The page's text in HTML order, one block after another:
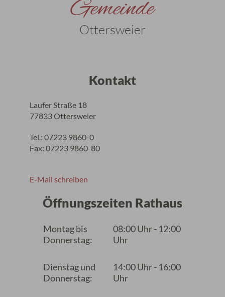
Gemeinde
Ottersweier
Kontakt
Laufer Straße 18
77833 Ottersweier
Tel.: 07223 9860-0
Fax: 07223 9860-80
E-Mail schreiben
Öffnungszeiten Rathaus
Montag bis
Donnerstag:
08:00 Uhr - 12:00
Uhr
Dienstag und
Donnerstag:
14:00 Uhr - 16:00
Uhr